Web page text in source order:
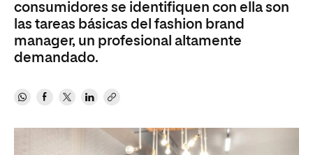
consumidores se identifiquen con ella son
las tareas básicas del fashion brand
manager, un profesional altamente
demandado.